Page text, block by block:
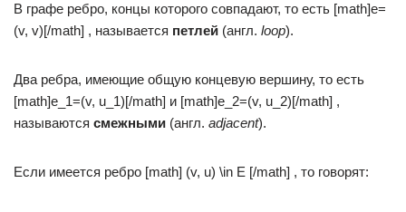
В графе ребро, концы которого совпадают, то есть [math]e=
(v, v)[/math] , называется петлей (англ. loop).
Два ребра, имеющие общую концевую вершину, то есть
[math]e_1=(v, u_1)[/math] и [math]e_2=(v, u_2)[/math] ,
называются смежными (англ. adjacent).
Если имеется ребро [math] (v, u) \in E [/math] , то говорят: